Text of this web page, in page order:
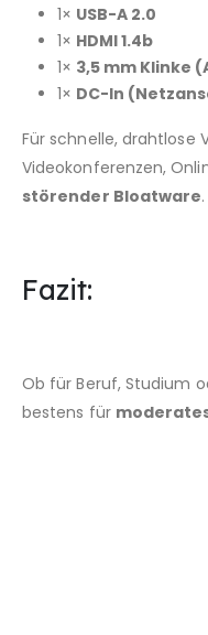
1× USB-A 2.0
1× HDMI 1.4b
1× 3,5 mm Klinke
1× DC-In
Für schnelle, drahtlose
Videokonferenzen,
störender Bloatware
Fazit:
Ob für Beruf, Studium
bestens für